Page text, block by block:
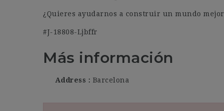
¿Quieres ayudarnos a construir un mundo
#J-18808-Ljbffr
Más información
Address Barcelona